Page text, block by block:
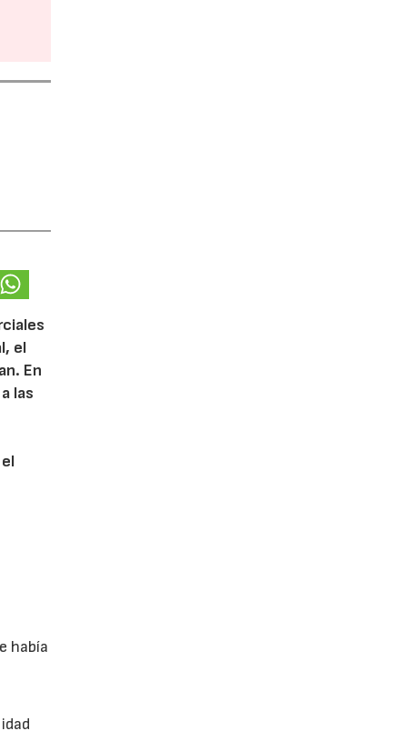
el
En
las
había